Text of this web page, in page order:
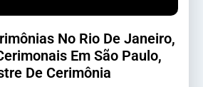
No Rio De Janeiro,
Em São Paulo,
De Cerimônia